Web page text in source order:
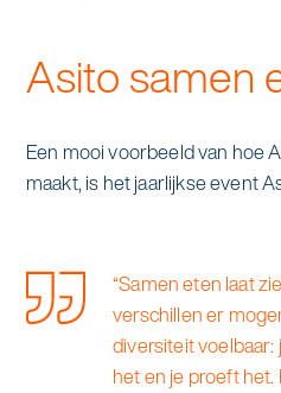
Asito samen
Een mooi voorbeeld van hoe
maakt, is het jaarlijkse event
“Samen eten laat
verschillen er
diversiteit voelbaar:
het en je proeft